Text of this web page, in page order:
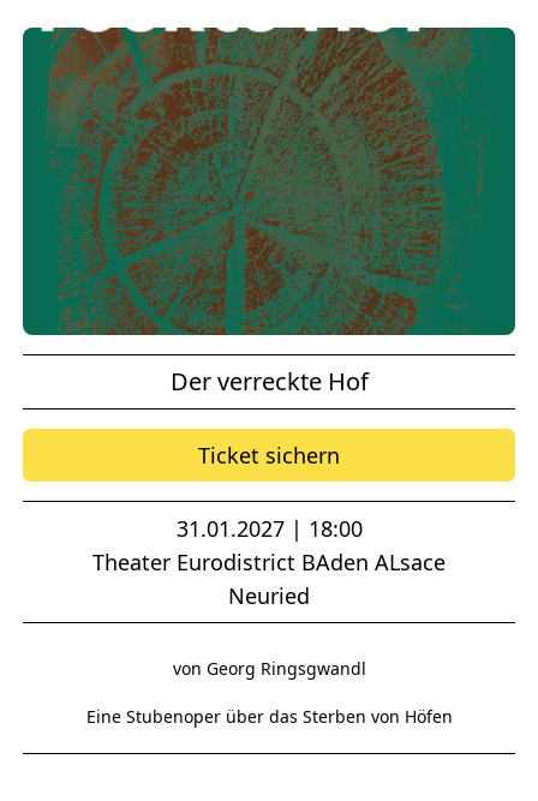
Der verreckte Hof
Ticket sichern
31.01.2027 | 18:00
Theater Eurodistrict BAden ALsace
Neuried
von Georg Ringsgwandl
Eine Stubenoper über das Sterben von Höfen